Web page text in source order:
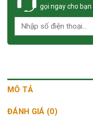
gọi ngay cho bạn
MÔ TẢ
ĐÁNH GIÁ (0)